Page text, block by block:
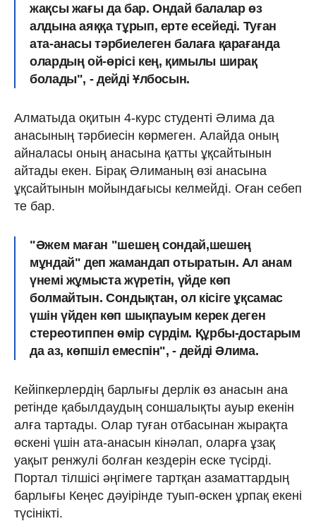
жақсы жағы да бар. Ондай балалар өз
алдына аяққа тұрып, ерте есейеді. Туған
ата-анасы тәрбиелеген балаға қарағанда
олардың ой-өрісі кең, қимылы ширақ
болады", - дейді Ұлбосын.
Алматыда оқитын 4-курс студенті Әлима да
анасының тәрбиесін көрмеген. Алайда оның
айналасы оның анасына қатты ұқсайтынын
айтады екен. Бірақ Әлиманың өзі анасына
ұқсайтынын мойындағысы келмейді. Оған себеп
те бар.
"Әжем маған "шешең сондай,шешең
мұндай" деп жамандап отыратын. Ал анам
үнемі жұмыста жүретін, үйде көп
болмайтын. Сондықтан, ол кісіге ұқсамас
үшін үйден көп шықпауым керек деген
стереотиппен өмір сүрдім. Құрбы-достарым
да аз, көпшіл емеспін", - дейді Әлима.
Кейіпкерлердің барлығы дерлік өз анасын ана
ретінде қабылдаудың соншалықты ауыр екенін
алға тартады. Олар туған отбасынан жырақта
өскені үшін ата-анасын кінәлап, оларға ұзақ
уақыт ренжулі болған кездерін еске түсірді.
Портал тілшісі әңгімеге тартқан азаматтардың
барлығы Кеңес дәуірінде туып-өскен ұрпақ екені
түсінікті.